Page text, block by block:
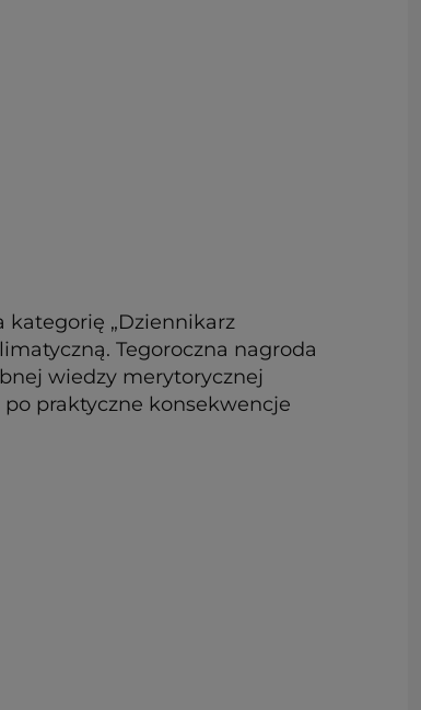
kategorię „Dziennikarz
Tegoroczna nagroda
wiedzy merytorycznej
praktyczne konsekwencje